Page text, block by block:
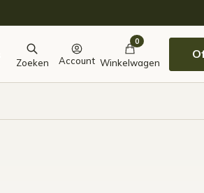
Zoeken Account
0
Winkelwagen